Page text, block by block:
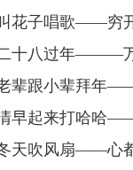
花子唱歌——穷开
十八过年———万
辈跟小辈拜年
早起来打哈哈
天吹风扇——心都